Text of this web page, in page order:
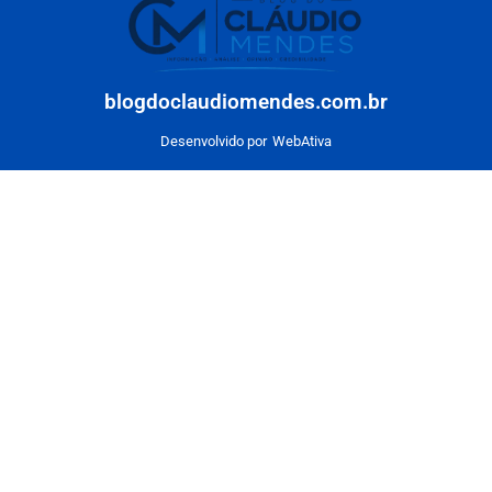
blogdoclaudiomendes.com.br
Desenvolvido por WebAtiva